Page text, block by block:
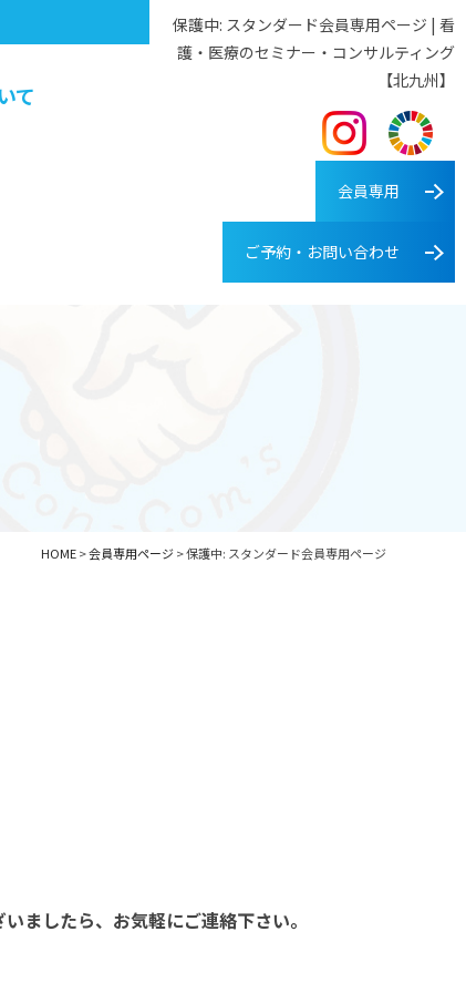
保護中: スタンダード会員専用ページ | 看
護・医療のセミナー・コンサルティング
【北九州】
会員専用
ご予約・お問い合わせ
て
HOME>会員専用ページ>保護中: スタンダード会員専用ページ
ましたら、お気軽にご連絡下さい。